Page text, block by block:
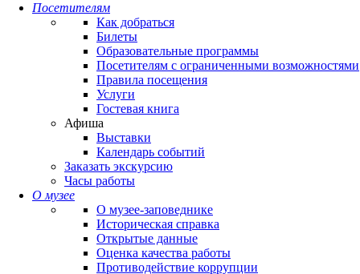
Посетителям
Как добраться
Билеты
Образовательные программы
Посетителям с ограниченными возможностями
Правила посещения
Услуги
Гостевая книга
Афиша
Выставки
Календарь событий
Заказать экскурсию
Часы работы
О музее
О музее-заповеднике
Историческая справка
Открытые данные
Оценка качества работы
Противодействие коррупции